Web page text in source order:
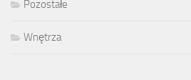
Pozostałe
Wnętrza